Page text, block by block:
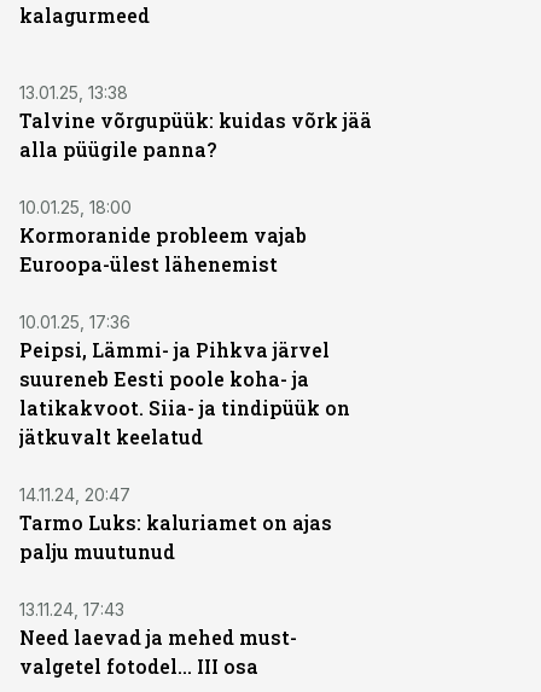
kalagurmeed
13.01.25, 13:38
Talvine võrgupüük: kuidas võrk jää
alla püügile panna?
10.01.25, 18:00
Kormoranide probleem vajab
Euroopa-ülest lähenemist
10.01.25, 17:36
Peipsi, Lämmi- ja Pihkva järvel
suureneb Eesti poole koha- ja
latikakvoot. Siia- ja tindipüük on
jätkuvalt keelatud
14.11.24, 20:47
Tarmo Luks: kaluriamet on ajas
palju muutunud
13.11.24, 17:43
Need laevad ja mehed must-
valgetel fotodel... III osa